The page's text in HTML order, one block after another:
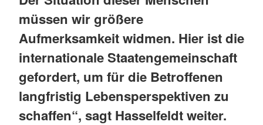
müssen wir größere
Aufmerksamkeit widmen. Hier ist die
internationale Staatengemeinschaft
gefordert, um für die Betroffenen
langfristig Lebensperspektiven zu
schaffen“, sagt Hasselfeldt weiter.